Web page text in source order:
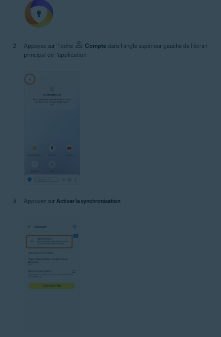
Appuyez sur l’icône Compte dans l’angle supérieur gauche de l’écran
principal de l’application.
Appuyez sur Activer la synchronisation.